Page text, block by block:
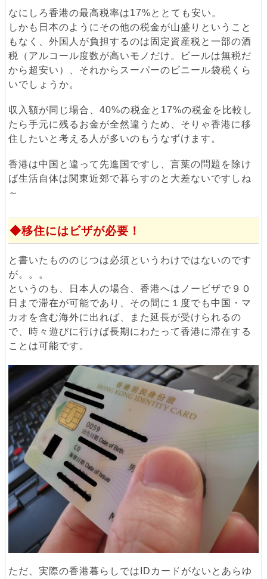
なにしろ香港の最高税率は17%ととても安い。
しかも日本のようにその他の税金が山盛りということ
もなく、外国人が負担するのは固定資産税と一部の酒
税（アルコール度数が高いモノだけ。ビールは無税だ
から超安い）、それからスーパーのビニール袋税くら
いでしょうか。
収入額が同じ場合、40%の税金と17%の税金を比較し
たら手元に残るお金が全然違うため、そりゃ香港に移
住したいと考える人が多いのもうなずけます。
香港は中国と違って先進国ですし、言葉の問題を除け
ば生活自体は関東近郊で暮らすのと大差ないですしね
～
移住にはビザが必要！
と書いたもののじつは必須というわけではないのです
が。。。
というのも、日本人の場合、香港へはノービザで９０
日まで滞在が可能であり、その間に１度でも中国・マ
カオを含む海外に出れば、また延長が受けられるの
で、時々遊びに行けば長期にわたって香港に滞在する
ことは可能です。
ただ、実際の香港暮らしではIDカードがないとあらゆ